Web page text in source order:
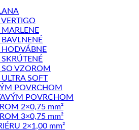
MARLENE
HODVÁBNE
SO VZOROM
SOFT
POVRCHOM
POVRCHOM
2×0,75 mm²
3×0,75 mm²
2×1,00 mm²